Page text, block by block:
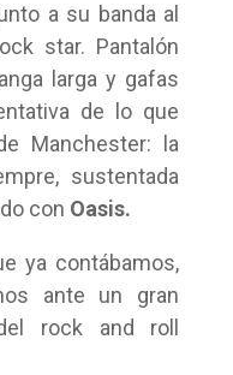
a su banda al
star. Pantalón
larga y gafas
de lo que
Manchester: la
sustentada
con Oasis.
ya contábamos,
ante un gran
rock and roll